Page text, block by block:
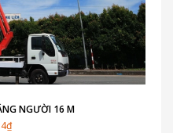
NGƯỜI 16 M